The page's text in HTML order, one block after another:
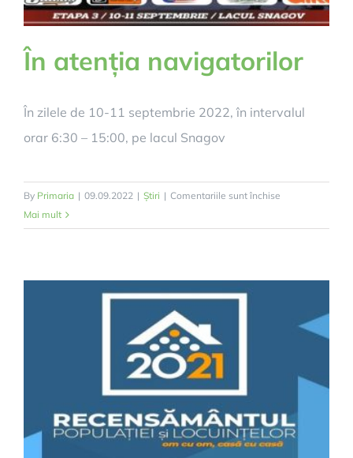
În atenția navigatorilor
În zilele de 10-11 septembrie 2022, în intervalul
orar 6:30 – 15:00, pe lacul Snagov
By Primaria | 09.09.2022 | Știri | Comentariile sunt închise
atenția
Mai mult